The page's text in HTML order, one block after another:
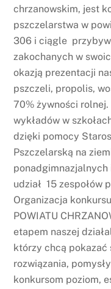
chrzanowskim, jest
pszczelarstwa w
306 i ciągle
zakochanych w
okazją prezentacji
pszczeli, propolis,
70% żywności
wykładów w
dzięki pomocy
Pszczelarską na
udział 15 zespołów
Organizacja
POWIATU
etapem naszej
którzy chcą pokazać
rozwiązania,
konkursom poziom,